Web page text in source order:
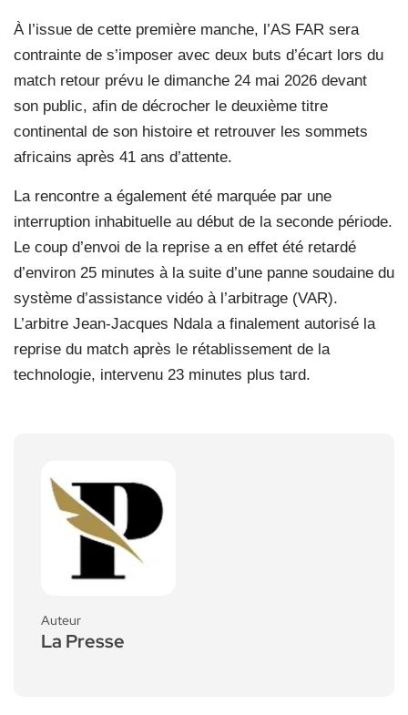
À l’issue de cette première manche, l’AS FAR sera
contrainte de s’imposer avec deux buts d’écart lors du
match retour prévu le dimanche 24 mai 2026 devant
son public, afin de décrocher le deuxième titre
continental de son histoire et retrouver les sommets
africains après 41 ans d’attente.
La rencontre a également été marquée par une
interruption inhabituelle au début de la seconde période.
Le coup d’envoi de la reprise a en effet été retardé
d’environ 25 minutes à la suite d’une panne soudaine du
système d’assistance vidéo à l’arbitrage (VAR).
L’arbitre Jean-Jacques Ndala a finalement autorisé la
reprise du match après le rétablissement de la
technologie, intervenu 23 minutes plus tard.
Auteur
La Presse